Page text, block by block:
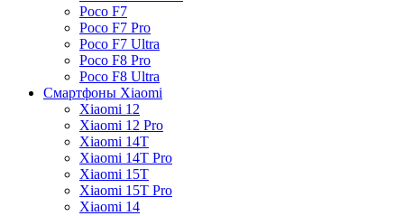
Poco F7
Poco F7 Pro
Poco F7 Ultra
Poco F8 Pro
Poco F8 Ultra
Смартфоны Xiaomi
Xiaomi 12
Xiaomi 12 Pro
Xiaomi 14T
Xiaomi 14T Pro
Xiaomi 15T
Xiaomi 15T Pro
Xiaomi 14